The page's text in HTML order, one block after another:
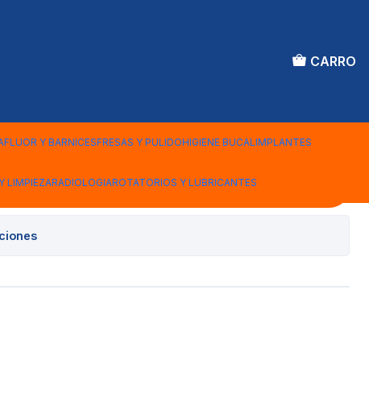
CARRO
FLUOR Y BARNICESFRESAS Y PULIDOHIGIENE BUCALIMPLANTES
LIMPIEZARADIOLOGIAROTATORIOS Y LUBRICANTES
Agregar al Carro